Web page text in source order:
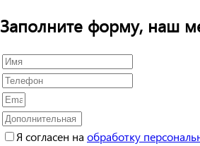
Заполните форму, наш
Я согласен на обработку